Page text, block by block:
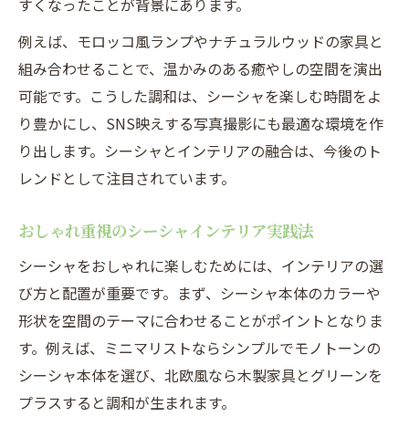
すくなったことが背景にあります。
例えば、モロッコ風ランプやナチュラルウッドの家具と
組み合わせることで、温かみのある癒やしの空間を演出
可能です。こうした調和は、シーシャを楽しむ時間をよ
り豊かにし、SNS映えする写真撮影にも最適な環境を作
り出します。シーシャとインテリアの融合は、今後のト
レンドとして注目されています。
おしゃれ重視のシーシャインテリア実践法
シーシャをおしゃれに楽しむためには、インテリアの選
び方と配置が重要です。まず、シーシャ本体のカラーや
形状を空間のテーマに合わせることがポイントとなりま
す。例えば、ミニマリストならシンプルでモノトーンの
シーシャ本体を選び、北欧風なら木製家具とグリーンを
プラスすると調和が生まれます。